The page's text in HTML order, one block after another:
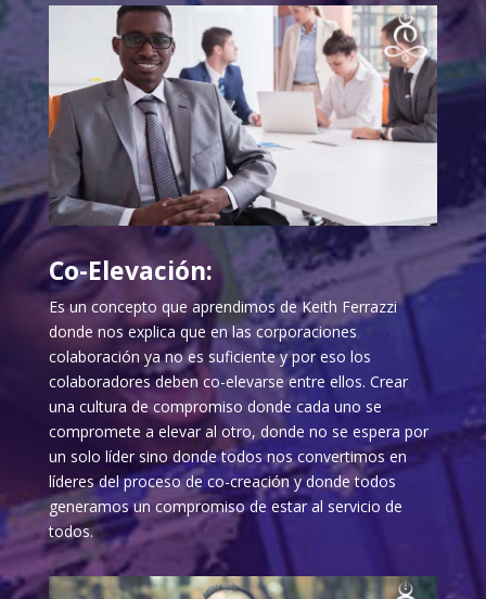
Co-Elevación:
Es un concepto que aprendimos de Keith Ferrazzi
donde nos explica que en las corporaciones
colaboración ya no es suficiente y por eso los
colaboradores deben co-elevarse entre ellos. Crear
una cultura de compromiso donde cada uno se
compromete a elevar al otro, donde no se espera por
un solo líder sino donde todos nos convertimos en
líderes del proceso de co-creación y donde todos
generamos un compromiso de estar al servicio de
todos.